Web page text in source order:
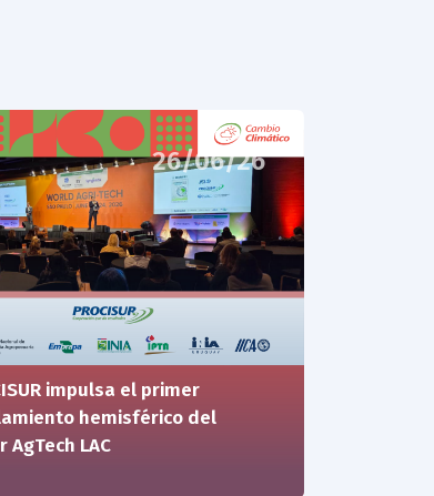
26/06/26
impulsa el primer
hemisférico del
AgTech LAC